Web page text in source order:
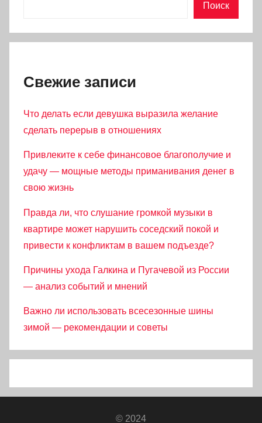
Поиск
Свежие записи
Что делать если девушка выразила желание
сделать перерыв в отношениях
Привлеките к себе финансовое благополучие и
удачу — мощные методы приманивания денег в
свою жизнь
Правда ли, что слушание громкой музыки в
квартире может нарушить соседский покой и
привести к конфликтам в вашем подъезде?
Причины ухода Галкина и Пугачевой из России
— анализ событий и мнений
Важно ли использовать всесезонные шины
зимой — рекомендации и советы
© 2024